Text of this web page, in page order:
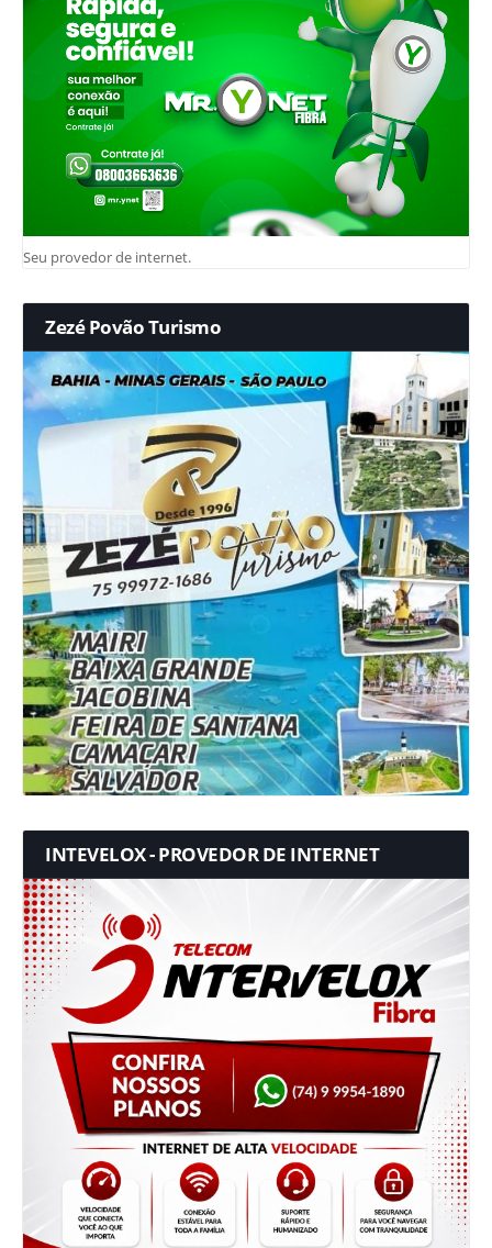
Seu provedor de internet.
Zezé Povão Turismo
INTEVELOX - PROVEDOR DE INTERNET